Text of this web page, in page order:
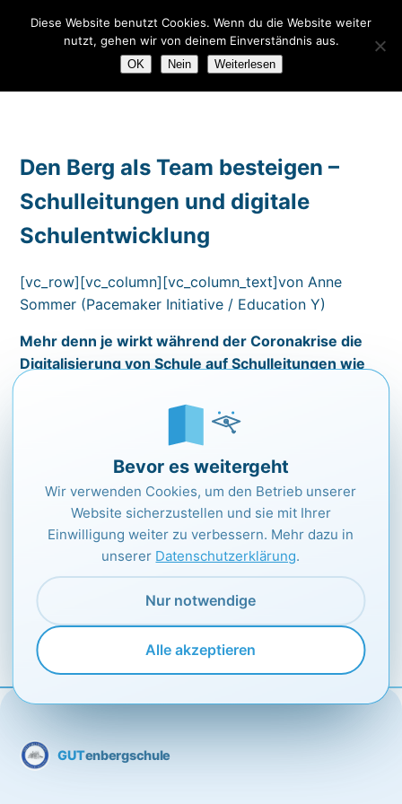
GUT DE EN
Den Berg als Team besteigen –
Schulleitungen und digitale
Schulentwicklung
[vc_row][vc_column][vc_column_text]von Anne
Sommer (Pacemaker Initiative / Education Y)
Mehr denn je wirkt während der Coronakrise die
Digitalisierung von Schule auf Schulleitungen wie
Equipment vorhanden ist. Neidisch blickt man auf
top ausgerüstete Schulen, die optimal beraten und
meistern. Dabei ist der erste Schritt für alle der
schwerste: gemeinsam loszugehen.
Weiter zum gesamten Artikel auf
https://www.forumbd.de/[/vc_column_text]
[/vc_column][/vc_row]
GUTenbergschule
Bevor es weitergeht
Wir verwenden Cookies, um den Betrieb unserer
Website sicherzustellen und sie mit Ihrer
Einwilligung weiter zu verbessern. Mehr dazu in
unserer Datenschutzerklärung.
Nur notwendige
Alle akzeptieren
Diese Website benutzt Cookies. Wenn du die Website weiter
nutzt, gehen wir von deinem Einverständnis aus.
OK Nein Weiterlesen